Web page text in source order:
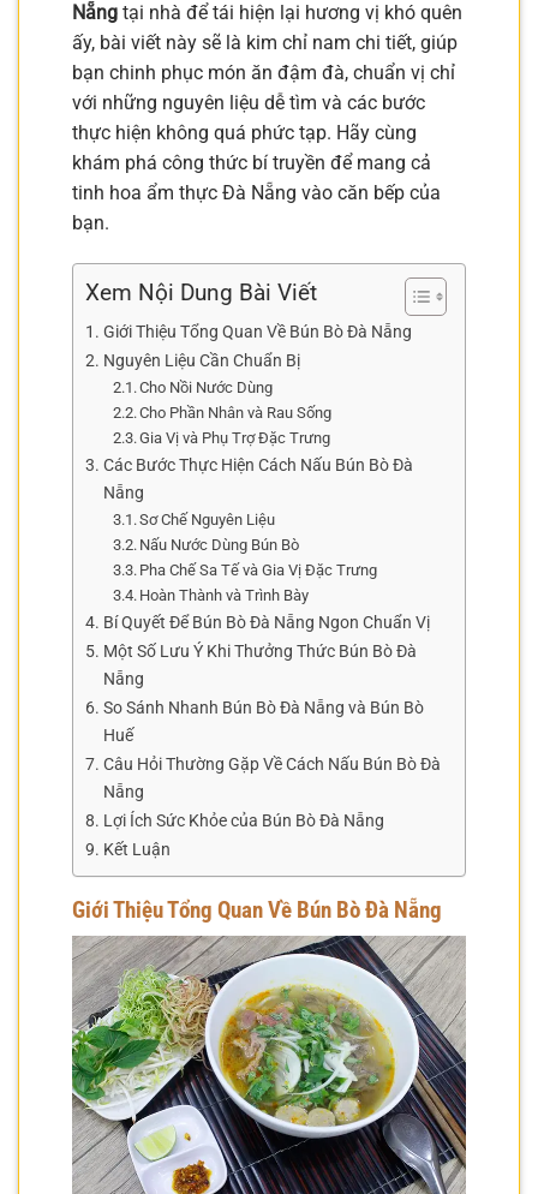
Nẵng tại nhà để tái hiện lại hương vị khó quên
ấy, bài viết này sẽ là kim chỉ nam chi tiết, giúp
bạn chinh phục món ăn đậm đà, chuẩn vị chỉ
với những nguyên liệu dễ tìm và các bước
thực hiện không quá phức tạp. Hãy cùng
khám phá công thức bí truyền để mang cả
tinh hoa ẩm thực Đà Nẵng vào căn bếp của
bạn.
Xem Nội Dung Bài Viết
Giới Thiệu Tổng Quan Về Bún Bò Đà Nẵng
Nguyên Liệu Cần Chuẩn Bị
Cho Nồi Nước Dùng
Cho Phần Nhân và Rau Sống
Gia Vị và Phụ Trợ Đặc Trưng
Các Bước Thực Hiện Cách Nấu Bún Bò Đà
Nẵng
Sơ Chế Nguyên Liệu
Nấu Nước Dùng Bún Bò
Pha Chế Sa Tế và Gia Vị Đặc Trưng
Hoàn Thành và Trình Bày
Bí Quyết Để Bún Bò Đà Nẵng Ngon Chuẩn Vị
Một Số Lưu Ý Khi Thưởng Thức Bún Bò Đà
Nẵng
So Sánh Nhanh Bún Bò Đà Nẵng và Bún Bò
Huế
Câu Hỏi Thường Gặp Về Cách Nấu Bún Bò Đà
Nẵng
Lợi Ích Sức Khỏe của Bún Bò Đà Nẵng
Kết Luận
Giới Thiệu Tổng Quan Về Bún Bò Đà Nẵng